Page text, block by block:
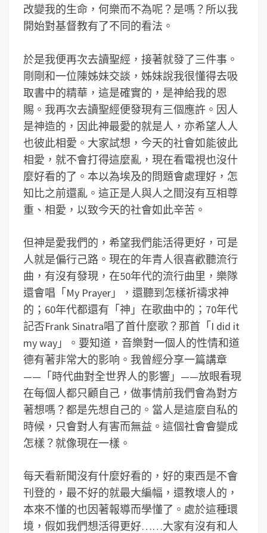
改變我的生命，何樂而不為呢？是嗎？所以我
開始對基督教有了不同的看法。
於是我便再次去讀聖經，接著就發了三件事。
剛剛和一位陳姊妹交談，姊妹說我很懂得去吸
取書中的精華，這是確實的，是神給我的恩
賜。我再次去讀聖經便發現有三個應許。因人
是神造的，因此神最愛的就是人，亦希望人人
也彼此相愛。大家試想，今天的社會如能彼此
相愛，就不會打得這麼亂，現在看電視也沒什
麼好看的了。本以為埃及的問題會處理好，怎
知比之前還亂。這正是人與人之間沒有互相尊
重、相愛，以致今天的社會如此辛苦。
但神是愛我們的，希望我們能活得更好，可是
人就是偏行己路。現在的年青人很喜歡聽流行
曲，有沒有發現，在50年代的流行曲里，樂隊
還會唱「My Prayer」，還聽到怎樣祈禱求神
的；60年代都還有「神」在歌曲中的；70年代
記否Frank Sinatra唱了首什麼歌？那首「I did it
my way」。要知道，音樂對一個人的性情和道
德有著非常大的影响。我曾經分享一篇講章
——「時代曲對全世界人的影響」——放眼看現
在每個人都只顧自己，做事情前我們會為對方
著想嗎？都是先想自己的。當人是這麼自私的
時候，只會對人有害而無益。這個社會會變成
怎樣？就像現在一樣。
每天看新聞沒有什麼好看的，好的東西是不會
刊登的，最不好的就最大編幅，還教壞人的，
本來不懂的也因著報導而學懂了。處於這種環
境，假如我們想活得更好……大家有沒有和人